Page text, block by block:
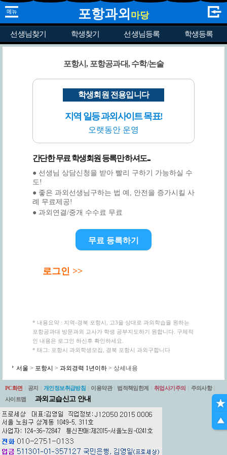
포항과외 마당
선생님찾기 학생찾기 선생님등록 학생등록
포항시, 포항공과대, 수학/논술
학생회원 전용입니다
지역 일등 과외사이트 목표!
오랫동안 운영
간단한 무료 학생회원 등록만 하셔도...
● 선생님 상담신청을 받아 빨리 구하기 가능하실 수
도!
● 좋은 과외선생님구하는 법 예, 안전을 증가시킬 사
례 무료제공!
● 과외연결/중개 수수료 무료
무료 등록하기
로그인 >>
* 내용요약 : 지역-경북 포항시, 고3을 상대로 과외학습을 원하는
포항공과대 방문과외 교사가 학생 공부지도하기 원합니다. 구체적
인 내용은 로그인 하신후 확인하세요.
* 태그: 포항시 과외학생모집, 경북 포항시 과외구합니다
서울 > 포항시 > 과외경력 1년이하 > 상세내용
PC화면 공지 개인정보취급방침 이용약관 법적책임한계 취업사기주의 주의사항
사이트맵
과외교습신고 안내